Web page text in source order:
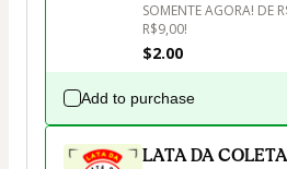
SOMENTE AGORA! DE
R$9,00!
$2.00
Add to purchase
LATA DA